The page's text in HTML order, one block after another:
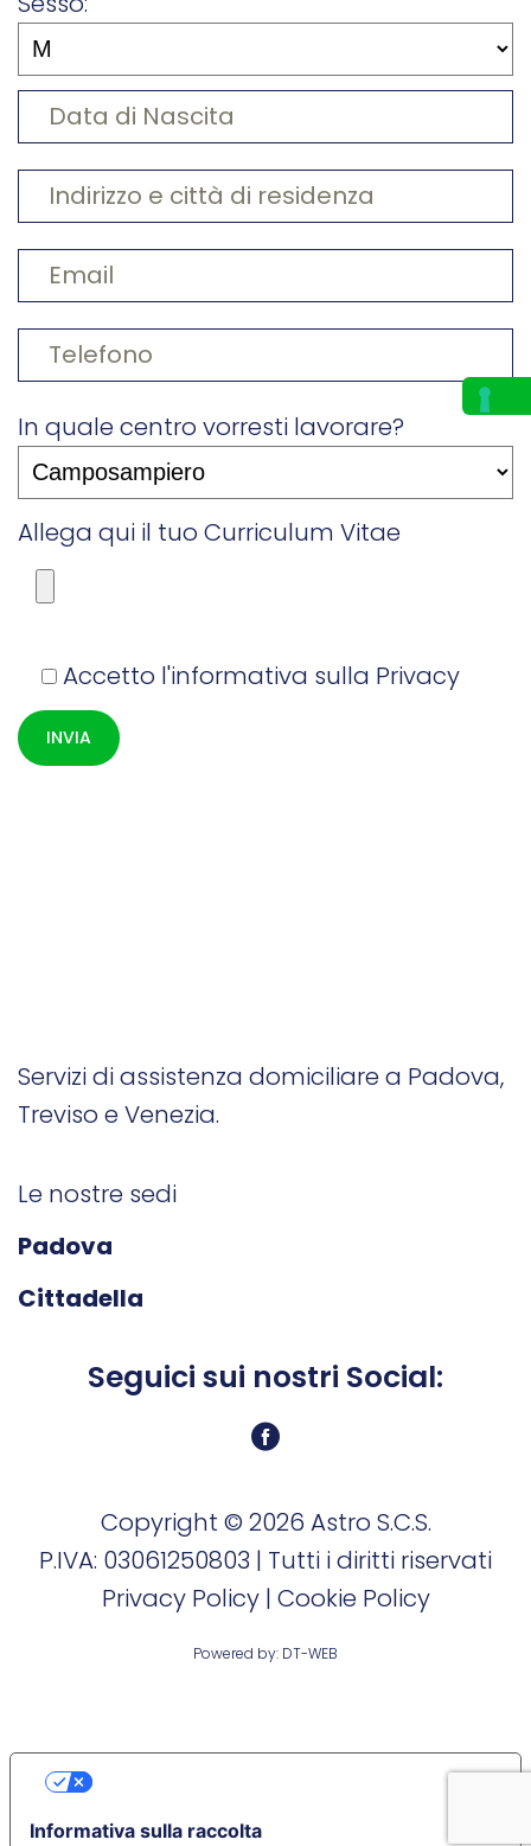
In quale centro vorresti lavorare?
Allega qui il tuo Curriculum Vitae
Accetto l'informativa sulla Privacy
Servizi di assistenza domiciliare a Padova,
Treviso e Venezia.
Le nostre sedi
Padova
Cittadella
Seguici sui nostri Social:
Copyright © 2026 Astro S.C.S.
P.IVA: 03061250803 | Tutti i diritti riservati
Privacy Policy| Cookie Policy
Powered by: DT-WEB
Informativa sulla raccolta
LE TUE PREFERENZE RELATIVE ALLA